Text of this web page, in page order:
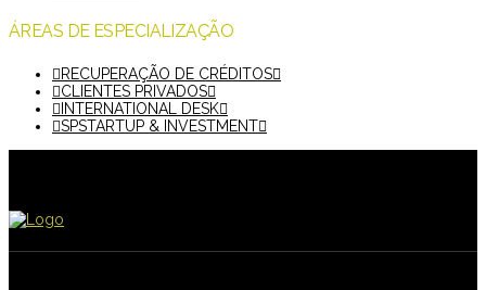
ÁREAS DE ESPECIALIZAÇÃO
RECUPERAÇÃO DE CRÉDITOS
CLIENTES PRIVADOS
INTERNATIONAL DESK
SPSTARTUP & INVESTMENT